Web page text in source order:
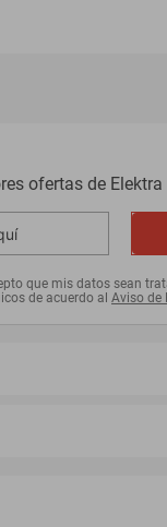
ofertas de Elektra
que mis datos sean
de acuerdo al Aviso de